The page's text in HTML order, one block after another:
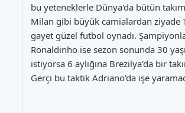
bu yeteneklerle Dünya'da bütün
Milan gibi büyük camialardan ziyade
gayet güzel futbol oynadı.
Ronaldinho ise sezon sonunda 30
istiyorsa 6 aylığına Brezilya'da bir
Gerçi bu taktik Adriano'da işe